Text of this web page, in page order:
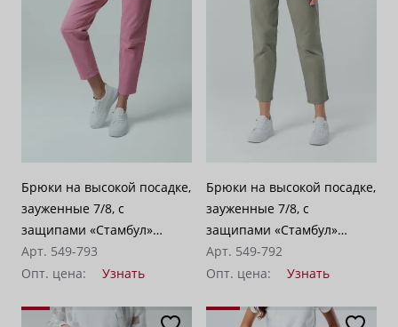
Брюки на высокой посадке,
зауженные 7/8, с
защипами «Стамбул»
розовые
Арт. 549-793
Опт. цена:
Узнать
Брюки на высокой посадке,
зауженные 7/8, с
защипами «Стамбул»
зеленый
Арт. 549-792
Опт. цена:
Узнать